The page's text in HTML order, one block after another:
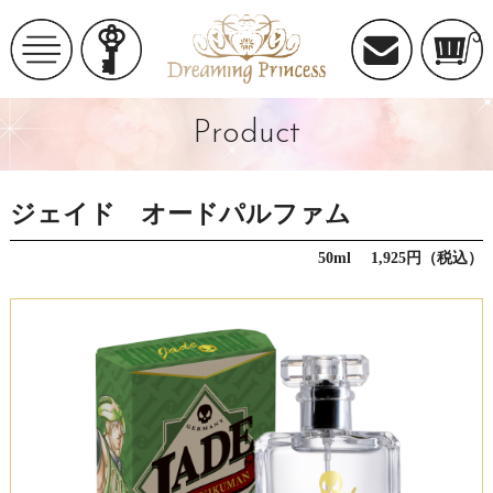
Product
ジェイド オードパルファム
50ml 1,925円（税込）